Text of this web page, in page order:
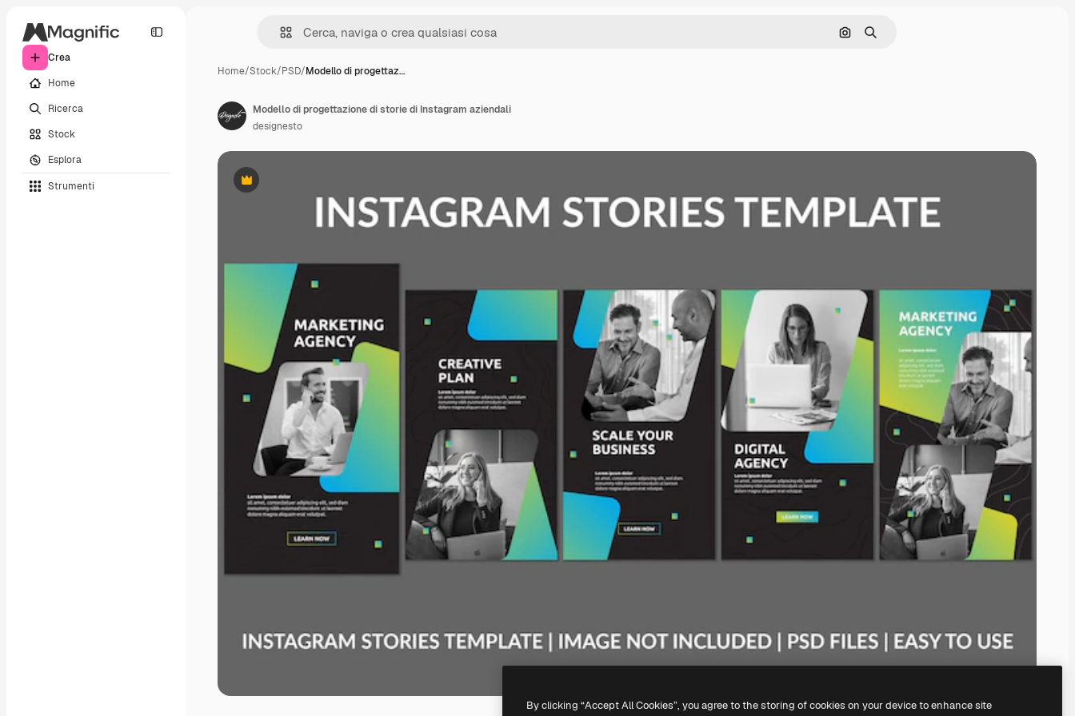
Crea
Home
Ricerca
Stock
Esplora
Strumenti
Cerca per immagine
Ricerca
Home/Stock/PSD/Modello di progettaz…
Premium
Modello di progettazione di storie di Instagram aziendali
designesto
By clicking “Accept All Cookies”, you agree to the storing of cookies on your device to enhance site